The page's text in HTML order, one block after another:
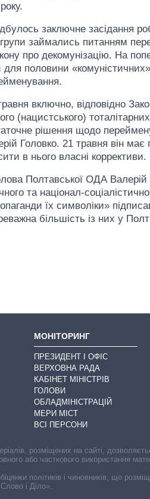
заключне засідання
займались питанням
про декомунізацію. На
для половини
включно, відповідно
(нацистського)
рішення щодо
Головко. 21 травня він має
в нього власні коррективи.
Полтавської ОДА
та націонал-
їх символіки»
більшість із них у
МОНІТОРИНГ
ПРЕЗИДЕНТ І ОФІС
ВЕРХОВНА РАДА
КАБІНЕТ МІНІСТРІВ
ГОЛОВИ
ОБЛАДМІНІСТРАЦІЙ
МЕРИ МІСТ
ВСІ ПЕРСОНИ
розміщених на сайті,
або часткового використання
політиків і чиновників, що
і Діло».